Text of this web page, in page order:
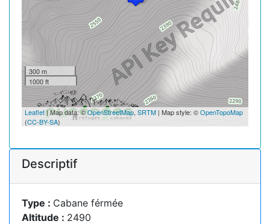
300 m
1000 ft
Leaflet| Map data: ©OpenStreetMap, SRTM | Map style: ©OpenTopoMap
(CC-BY-SA)
Descriptif
Type : Cabane férmée
Altitude : 2490